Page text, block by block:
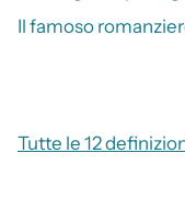
Il famoso
Tutte le 12